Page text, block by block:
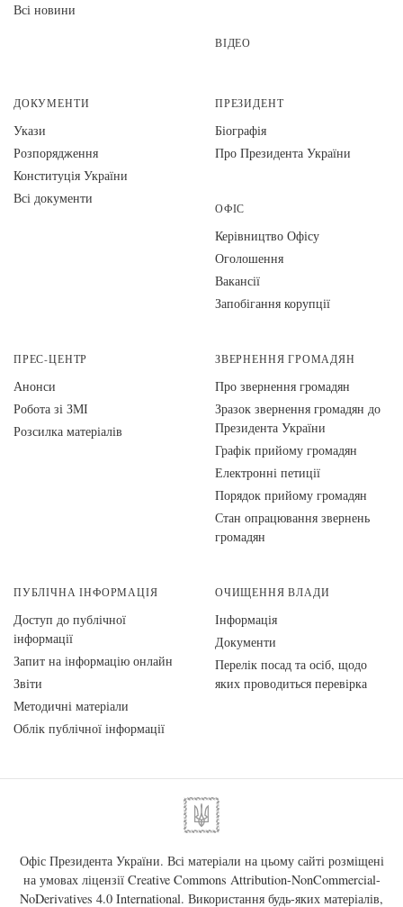
Всі новини
ВІДЕО
ДОКУМЕНТИ
Укази
Розпорядження
Конституція України
Всі документи
ПРЕЗИДЕНТ
Біографія
Про Президента України
ОФІС
Керівництво Офісу
Оголошення
Вакансії
Запобігання корупції
ПРЕС-ЦЕНТР
Анонси
Робота зі ЗМІ
Розсилка матеріалів
ЗВЕРНЕННЯ ГРОМАДЯН
Про звернення громадян
Зразок звернення громадян до
Президента України
Графік прийому громадян
Електронні петиції
Порядок прийому громадян
Стан опрацювання звернень
громадян
ПУБЛІЧНА ІНФОРМАЦІЯ
Доступ до публічної
інформації
Запит на інформацію онлайн
Звіти
Методичні матеріали
Облік публічної інформації
ОЧИЩЕННЯ ВЛАДИ
Інформація
Документи
Перелік посад та осіб, щодо
яких проводиться перевірка
Офіс Президента України. Всі матеріали на цьому сайті розміщені
на умовах ліцензії Creative Commons Attribution-NonCommercial-
NoDerivatives 4.0 International. Використання будь-яких матеріалів,